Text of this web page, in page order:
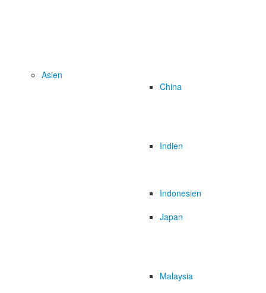
Asien
China
Indien
Indonesien
Japan
Malaysia